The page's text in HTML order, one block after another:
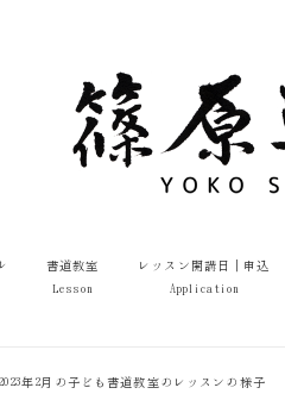
書道教室
Lesson
レッスン開講日｜申込
Application
2023年2月の子ども書道教室のレッスンの様子